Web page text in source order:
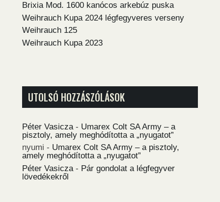
Brixia Mod. 1600 kanócos arkebúz puska
Weihrauch Kupa 2024 légfegyveres verseny
Weihrauch 125
Weihrauch Kupa 2023
UTOLSÓ HOZZÁSZÓLÁSOK
Péter Vasicza - Umarex Colt SA Army – a
pisztoly, amely meghódította a „nyugatot”
nyumi - Umarex Colt SA Army – a pisztoly,
amely meghódította a „nyugatot”
Péter Vasicza - Pár gondolat a légfegyver
lövedékekről